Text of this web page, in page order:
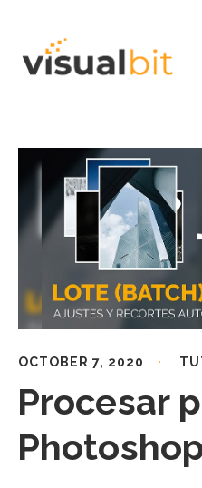
OCTOBER 7, 2020
Procesar